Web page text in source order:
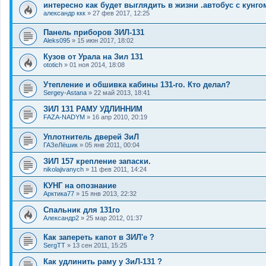
интересно как будет выглядить в жизни .автобус с
александр ккк » 27 фев 2017, 12:25
Панель приборов ЗИЛ-131
Aleks095 » 15 июн 2017, 18:02
Кузов от Урала на Зил 131
ototich » 01 ноя 2014, 18:08
Утепление и обшивка кабины 131-го. Кто делал?
Sergey-Astana » 22 май 2013, 18:41
ЗИЛ 131 РАМУ УДЛИННИМ
FAZA-NADYM » 16 апр 2010, 20:19
Уплотнитель дверей ЗиЛ
ГАЗеЛёшик » 05 янв 2011, 00:04
ЗИЛ 157 крепление запаски.
nikolajivanych » 11 фев 2011, 14:24
КУНГ на опознание
Арктика77 » 15 янв 2013, 22:32
Спальник для 131го
Александр2 » 25 мар 2012, 01:37
Как запереть капот в ЗИЛ'е ?
SergTT » 13 сен 2011, 15:25
Как удлинить раму у ЗиЛ-131 ?